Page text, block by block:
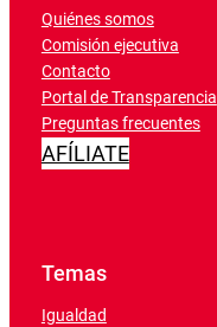
Quiénes somos
Comisión ejecutiva
Contacto
Portal de Transparencia
Preguntas frecuentes
AFÍLIATE
Temas
Igualdad